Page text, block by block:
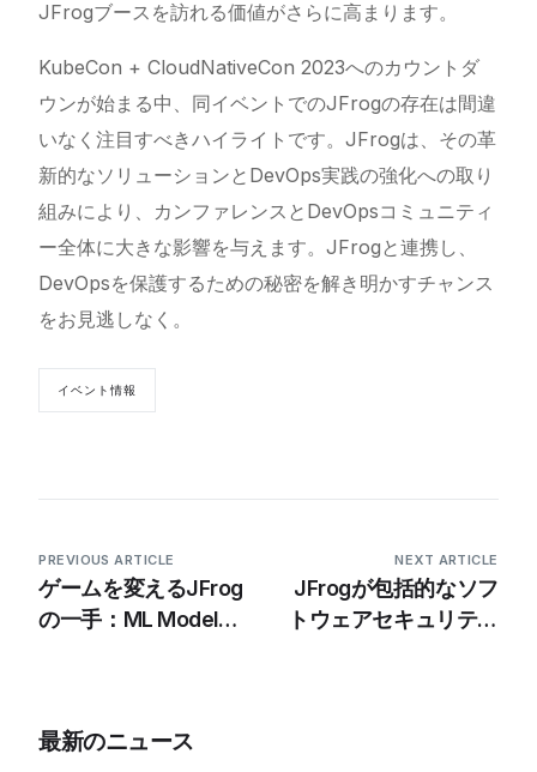
JFrogブースを訪れる価値がさらに高まります。
KubeCon + CloudNativeCon 2023へのカウントダ
ウンが始まる中、同イベントでのJFrogの存在は間違
いなく注目すべきハイライトです。JFrogは、その革
新的なソリューションとDevOps実践の強化への取り
組みにより、カンファレンスとDevOpsコミュニティ
ー全体に大きな影響を与えます。JFrogと連携し、
DevOpsを保護するための秘密を解き明かすチャンス
をお見逃しなく。
イベント情報
PREVIOUS ARTICLE
ゲームを変えるJFrog
の一手：ML Model
NEXT ARTICLE
JFrogが包括的なソフ
トウェアセキュリティ
最新のニュース